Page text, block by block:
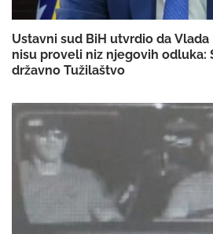
Ustavni sud BiH utvrdio da
nisu proveli niz njegovih odluka:
državno Tužilaštvo